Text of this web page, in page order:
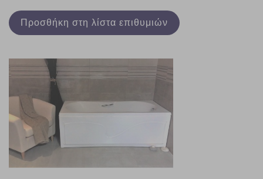
Προσθήκη στη λίστα επιθυμιών